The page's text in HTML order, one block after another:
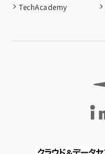
TechAcademy